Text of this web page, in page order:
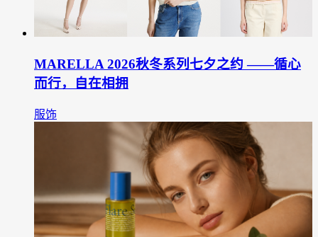
MARELLA 2026秋冬系列七夕之约 ——循心
而行，自在相拥
服饰